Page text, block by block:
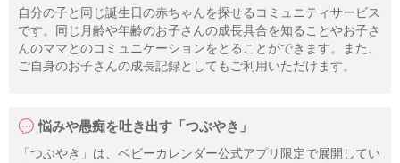
自分の子と同じ誕生日の赤ちゃんを探せるコミュニティサービス
です。同じ月齢や年齢のお子さんの成長具合を知ることやお子さ
んのママとのコミュニケーションをとることができます。また、
ご自身のお子さんの成長記録としてもご利用いただけます。
悩みや愚痴を吐き出す「つぶやき」
「つぶやき」は、ベビーカレンダー公式アプリ限定で展開してい